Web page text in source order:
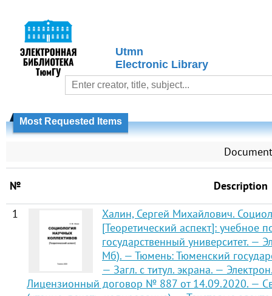
Utmn
Electronic Library
Most Requested Items
№
Description
1
Халин, Сергей Михайлович.
[Теоретический аспект]:
государственный университет. —
Мб). — Тюмень: Тюменский
— Загл. с титул. экрана. —
Лицензионный договор № 887 от 14.09.2020. —